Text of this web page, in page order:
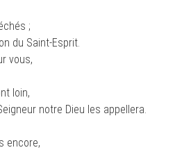
;
du Saint-Esprit.
vous,
loin,
notre Dieu les appellera.
encore,